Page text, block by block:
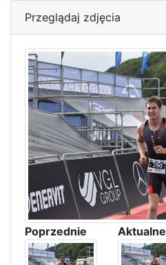
Przeglądaj zdjęcia
Poprzednie Aktualne